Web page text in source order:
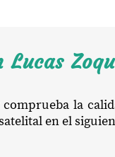
la
en el